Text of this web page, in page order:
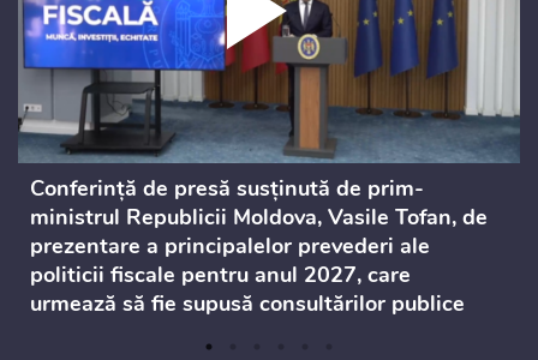
Conferință de presă susținută de prim-
ministrul Republicii Moldova, Vasile Tofan, de
prezentare a principalelor prevederi ale
politicii fiscale pentru anul 2027, care
urmează să fie supusă consultărilor publice